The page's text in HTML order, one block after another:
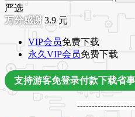
严选
3.9元
VIP会员免费下载
永久VIP会员免费下载
支持游客免登录付款下载省事